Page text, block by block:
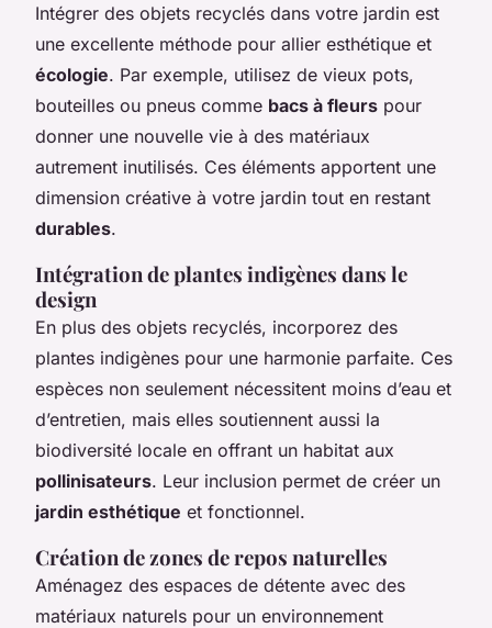
Intégrer des objets recyclés dans votre jardin est
une excellente méthode pour allier esthétique et
écologie. Par exemple, utilisez de vieux pots,
bouteilles ou pneus comme bacs à fleurs pour
donner une nouvelle vie à des matériaux
autrement inutilisés. Ces éléments apportent une
dimension créative à votre jardin tout en restant
durables.
Intégration de plantes indigènes dans le
design
En plus des objets recyclés, incorporez des
plantes indigènes pour une harmonie parfaite. Ces
espèces non seulement nécessitent moins d’eau et
d’entretien, mais elles soutiennent aussi la
biodiversité locale en offrant un habitat aux
pollinisateurs. Leur inclusion permet de créer un
jardin esthétique et fonctionnel.
Création de zones de repos naturelles
Aménagez des espaces de détente avec des
matériaux naturels pour un environnement